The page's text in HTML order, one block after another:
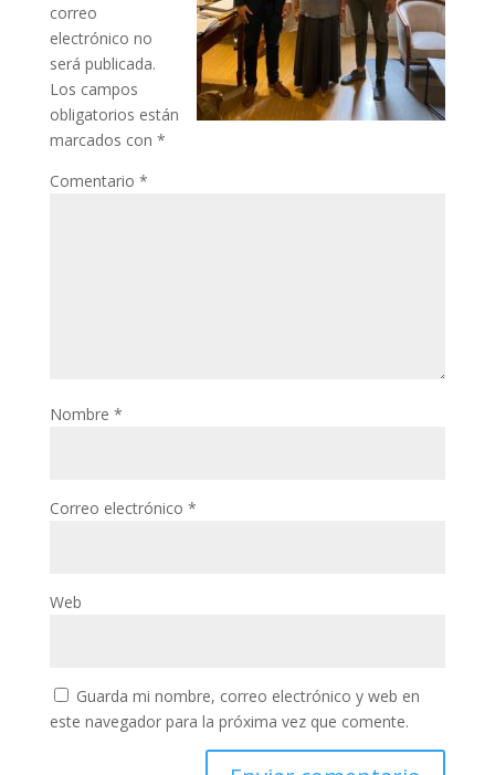
correo
electrónico no
será publicada.
Los campos
obligatorios están
marcados con *
Comentario *
Nombre *
Correo electrónico *
Web
Guarda mi nombre, correo electrónico y web en
este navegador para la próxima vez que comente.